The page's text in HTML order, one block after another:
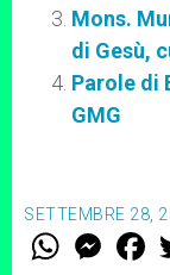
Mons.
di Gesù,
Parole di
GMG
SETTEMBRE 28,
W M
e
F
a